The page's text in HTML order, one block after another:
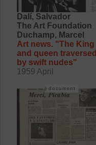
Dalí, Salvador
The Art Foundation
Duchamp, Marcel
Art news. "The King
and queen traversed
by swift nudes"
1959 April
document